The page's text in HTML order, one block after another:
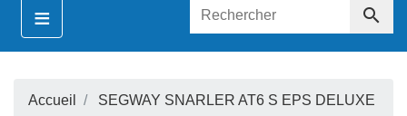
≡ 
Accueil SEGWAY SNARLER AT6 S EPS DELUXE